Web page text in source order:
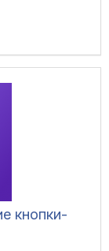
кнопки-